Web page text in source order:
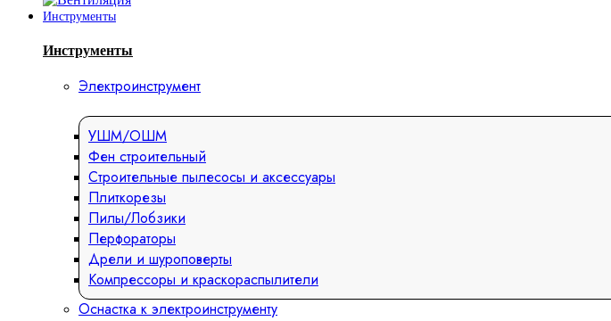
Инструменты
Инструменты
Электроинструмент
УШМ/ОШМ
Фен строительный
Строительные пылесосы и аксессуары
Плиткорезы
Пилы/Лобзики
Перфораторы
Дрели и шуроповерты
Компрессоры и краскораспылители
Оснастка к электроинструменту